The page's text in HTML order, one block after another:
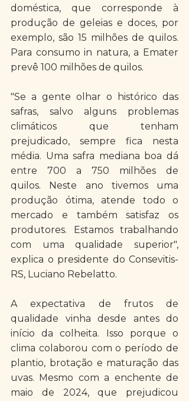
doméstica, que corresponde à
produção de geleias e doces, por
exemplo, são 15 milhões de quilos.
Para consumo in natura, a Emater
prevê 100 milhões de quilos.
"Se a gente olhar o histórico das
safras, salvo alguns problemas
climáticos que tenham
prejudicado, sempre fica nesta
média. Uma safra mediana boa dá
entre 700 a 750 milhões de
quilos. Neste ano tivemos uma
produção ótima, atende todo o
mercado e também satisfaz os
produtores. Estamos trabalhando
com uma qualidade superior",
explica o presidente do Consevitis-
RS, Luciano Rebelatto.
A expectativa de frutos de
qualidade vinha desde antes do
início da colheita. Isso porque o
clima colaborou com o período de
plantio, brotação e maturação das
uvas. Mesmo com a enchente de
maio de 2024, que prejudicou